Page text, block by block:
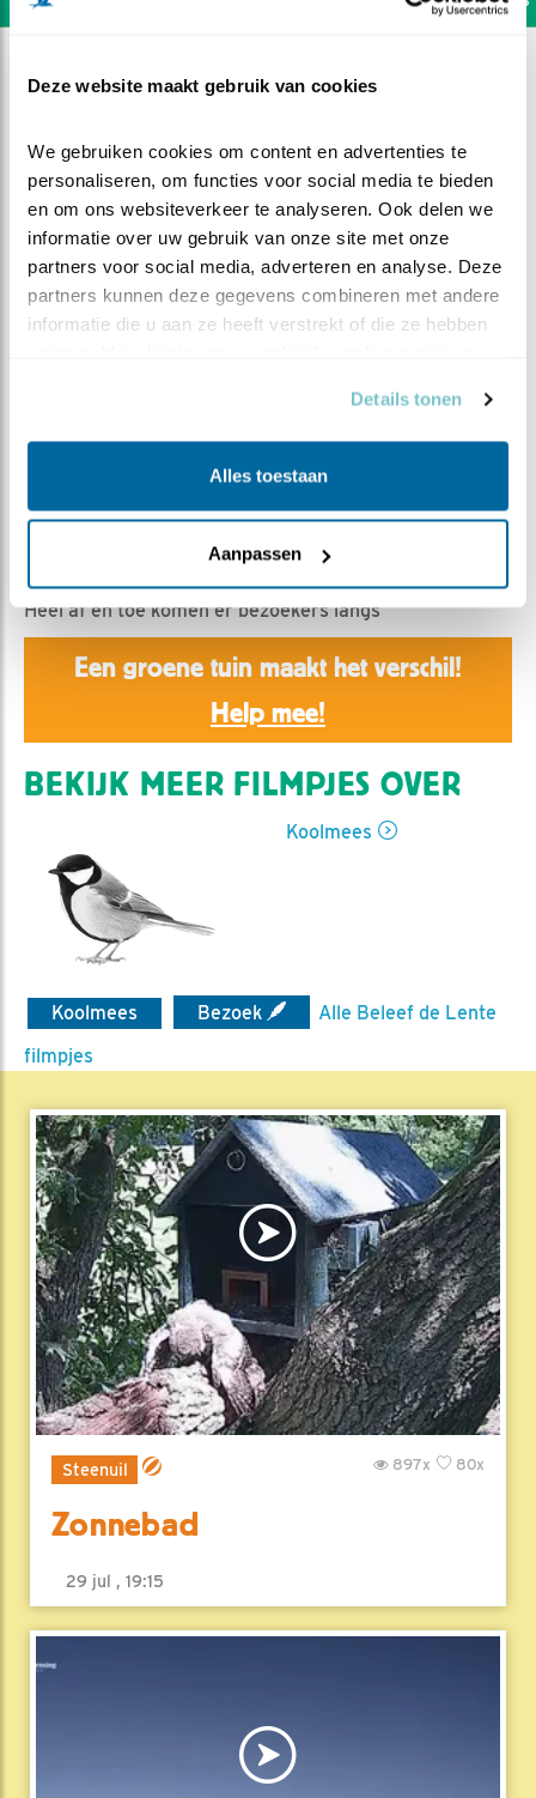
Deze website maakt gebruik van cookies
We gebruiken cookies om content en advertenties te
personaliseren, om functies voor social media te bieden
en om ons websiteverkeer te analyseren. Ook delen we
informatie over uw gebruik van onze site met onze
partners voor social media, adverteren en analyse. Deze
partners kunnen deze gegevens combineren met andere
informatie die u aan ze heeft verstrekt of die ze hebben
Details tonen
Alles toestaan
Aanpassen
Een aantal bezoekers
Bewaar dit filmpje |
1203x
Heel af en toe komen er bezoekers langs
Een groene tuin maakt het verschil!
Help mee!
BEKIJK MEER FILMPJES OVER
Koolmees
Koolmees Bezoek
Alle Beleef de Lente
filmpjes
Steenuil 80x
897x
Zonnebad
29 jul , 19:15